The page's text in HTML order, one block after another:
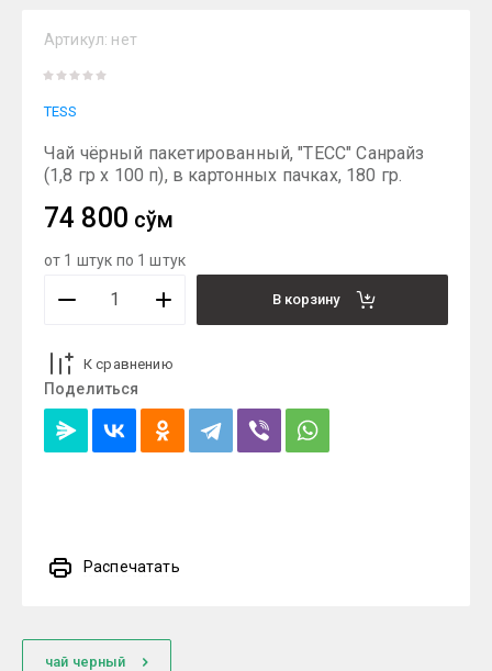
Артикул: нет
TESS
Чай чёрный пакетированный, "ТЕСС" Санрайз
(1,8 гр х 100 п), в картонных пачках, 180 гр.
74 800 сўм
от 1 штук по 1 штук
В корзину
К сравнению
Поделиться
Распечатать
чай черный